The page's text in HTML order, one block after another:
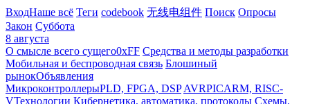
ВходНаше всё Теги codebook 无线电组件 Поиск Опросы
Закон Суббота
8 августа
О смысле всего сущего0xFF Средства и методы разработки
Мобильная и беспроводная связь Блошиный
рынокОбъявления
МикроконтроллерыPLD, FPGA, DSP AVRPICARM, RISC-
VТехнологии Кибернетика, автоматика, протоколы Схемы,